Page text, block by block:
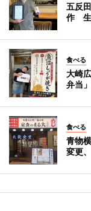
五反
作 生
食べる
大崎
弁当
食べる
青物
変更